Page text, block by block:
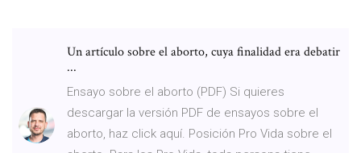
Un artículo sobre el aborto, cuya finalidad era debatir
...
Ensayo sobre el aborto (PDF) Si quieres
descargar la versión PDF de ensayos sobre el
aborto, haz click aquí. Posición Pro Vida sobre el